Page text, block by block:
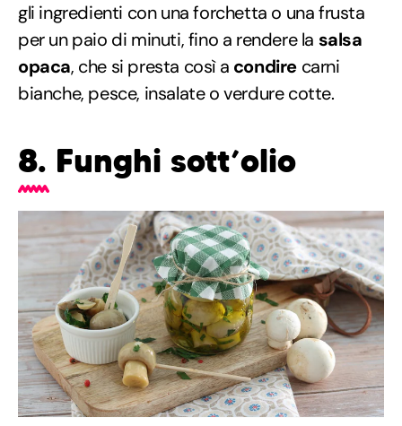
gli ingredienti con una forchetta o una frusta
per un paio di minuti, fino a rendere la salsa
opaca, che si presta così a condire carni
bianche, pesce, insalate o verdure cotte.
8. Funghi sott’olio